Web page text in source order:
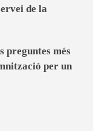
de la
preguntes més
per un